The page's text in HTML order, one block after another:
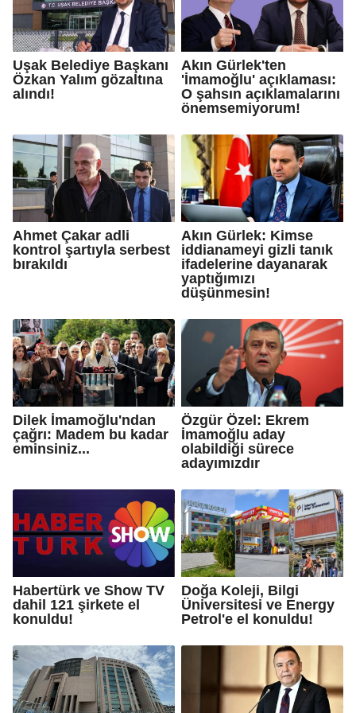
Uşak Belediye Başkanı
Özkan Yalım gözaltına
alındı!
Akın Gürlek'ten
'İmamoğlu' açıklaması:
O şahsın açıklamalarını
önemsemiyorum!
Ahmet Çakar adli
kontrol şartıyla serbest
bırakıldı
Akın Gürlek: Kimse
iddianameyi gizli tanık
ifadelerine dayanarak
yaptığımızı
düşünmesin!
Dilek İmamoğlu'ndan
çağrı: Madem bu kadar
eminsiniz...
Özgür Özel: Ekrem
İmamoğlu aday
olabildiği sürece
adayımızdır
Habertürk ve Show TV
dahil 121 şirkete el
konuldu!
Doğa Koleji, Bilgi
Üniversitesi ve Energy
Petrol'e el konuldu!